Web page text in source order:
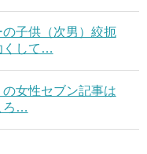
子供（次男）絞扼
くして…
女性セブン記事は
ろ…